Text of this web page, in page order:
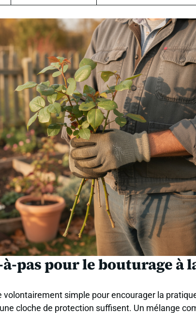
pas pour le bouturage à
simple pour encourager la
cloche de protection suffisent. Un mélange